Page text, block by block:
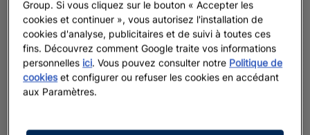
Group. Si vous cliquez sur le bouton « Accepter les
cookies et continuer », vous autorisez l'installation de
cookies d'analyse, publicitaires et de suivi à toutes ces
fins. Découvrez comment Google traite vos informations
personnelles ici. Vous pouvez consulter notre Politique de
cookies et configurer ou refuser les cookies en accédant
aux Paramètres.